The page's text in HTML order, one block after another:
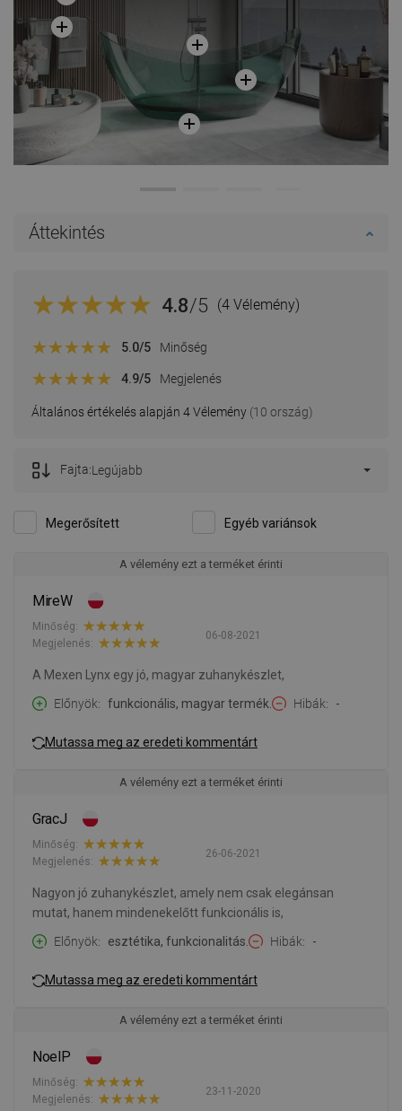
Áttekintés
4.8/5 (4 Vélemény)
Általános értékelés alapján 4 Vélemény (10 ország)
5.0/5 Minőség
4.9/5 Megjelenés
Megerősített Egyéb variánsok
Fajta:Legújabb
A vélemény ezt a terméket érinti
MireW
06-08-2021
Minőség:
Megjelenés:
A Mexen Lynx egy jó, magyar zuhanykészlet,
Előnyök
funkcionális, magyar termék. Hibák -
Mutassa meg az eredeti kommentárt
A vélemény ezt a terméket érinti
GracJ
26-06-2021
Minőség:
Megjelenés:
Nagyon jó zuhanykészlet, amely nem csak elegánsan
mutat, hanem mindenekelőtt funkcionális is,
Előnyök
esztétika, funkcionalitás. Hibák -
Mutassa meg az eredeti kommentárt
A vélemény ezt a terméket érinti
NoelP
23-11-2020
Minőség:
Megjelenés: